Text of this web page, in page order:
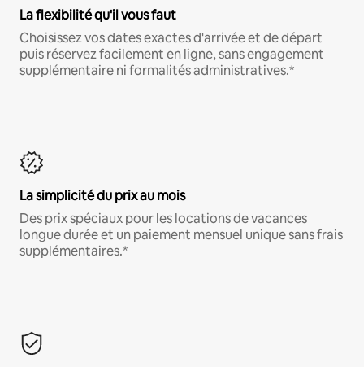
La flexibilité qu'il vous faut
Choisissez vos dates exactes d'arrivée et de départ
puis réservez facilement en ligne, sans engagement
supplémentaire ni formalités administratives.*
La simplicité du prix au mois
Des prix spéciaux pour les locations de vacances
longue durée et un paiement mensuel unique sans frais
supplémentaires.*